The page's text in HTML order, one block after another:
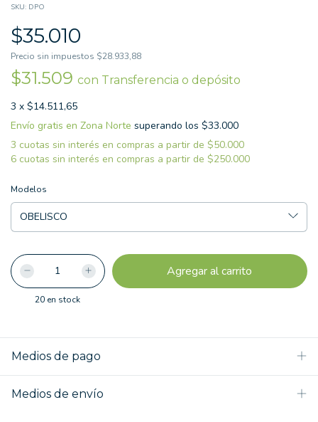
SKU: DPO
$35.010
Precio sin impuestos $28.933,88
$31.509 con Transferencia o depósito
3 x $14.511,65
Envío gratis
superando los
Modelos
20 en stock
Medios de pago
Medios de envío